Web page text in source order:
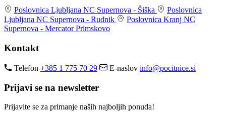
Poslovnica Ljubljana NC Supernova - Šiška
Poslovnica
Ljubljana NC Supernova - Rudnik Poslovnica Kranj NC
Supernova - Mercator Primskovo
Kontakt
Telefon +385 1 775 70 29 E-naslov info@pocitnice.si
Prijavi se na newsletter
Prijavite se za primanje naših najboljih ponuda!